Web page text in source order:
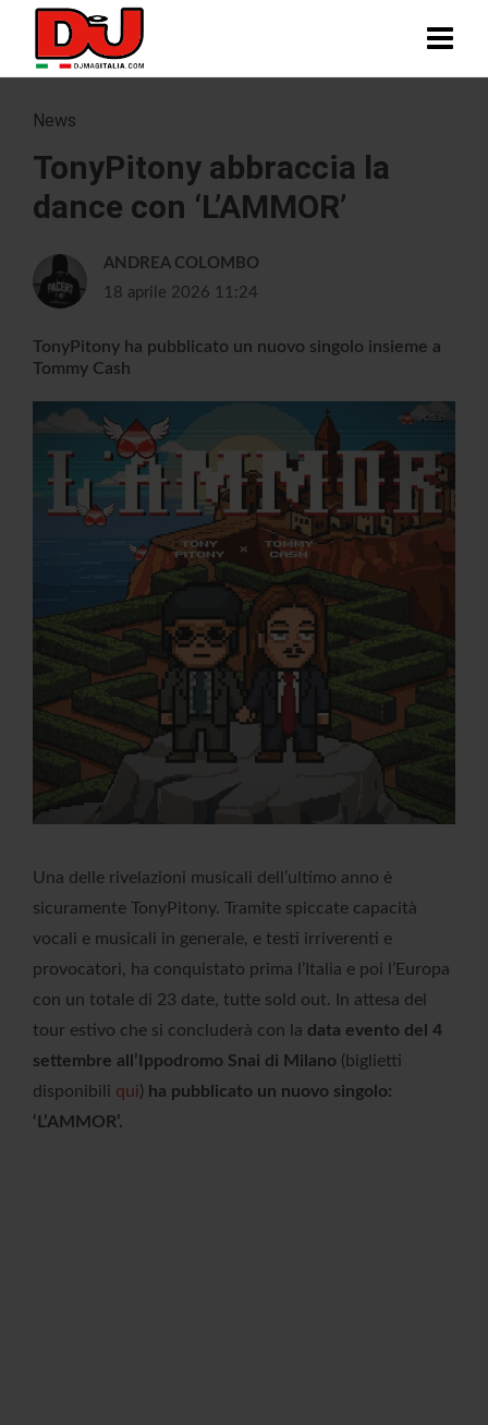
News
TonyPitony abbraccia la
dance con ‘L’AMMOR’
ANDREA COLOMBO
18 aprile 2026 11:24
TonyPitony ha pubblicato un nuovo singolo insieme a
Tommy Cash
Una delle rivelazioni musicali dell’ultimo anno è
sicuramente TonyPitony. Tramite spiccate capacità
vocali e musicali in generale, e testi irriverenti e
provocatori, ha conquistato prima l’Italia e poi l’Europa
con un totale di 23 date, tutte sold out. In attesa del
tour estivo che si concluderà con la data evento del 4
settembre all’Ippodromo Snai di Milano (biglietti
disponibili qui) ha pubblicato un nuovo singolo:
‘L’AMMOR’.